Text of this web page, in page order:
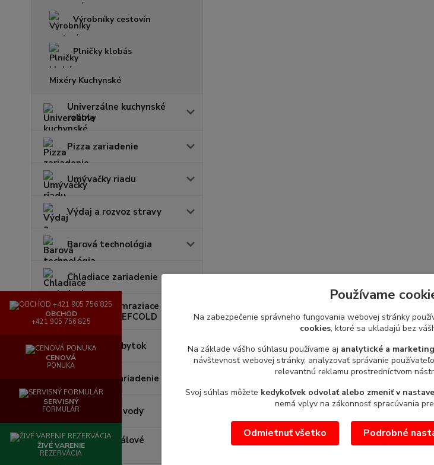
Výrobníky cestovín
Plničky klobás
Mixéry Kuchynské
Univerzálne kuchynské
roboty
Pizza zariadenie
Umývačky riadu
Výdaj a rozvoz stravy
Barová technológia
Chladiace zariadenie
Chladiace a mraziace
zariadenia TEFCOLD
Nerezový nábytok
Obchodné zariadenie
Zmäkčovače vody
Regály - regálové
systémy
OBCHOD
+421 905 756 825
CENOVÁ
PONUKA
SERVISNÝ
FORMULÁR
ŽIVÉ VARENIE
REZERVÁCIA
Používame
Na zabezpečenie správneho fungovania webovej stránky
cookies, ktoré sa ukladajú bez
Na základe vášho súhlasu používame aj analytické a
návštevnosť webovej stránky, analyzovať správanie
relevantnú reklamu prostredníctvom
Svoj súhlas môžete kedykoľvek odvolať alebo zmeniť v
nemá vplyv na zákonnosť spracúvania
Odmietnuť všetko Podrobné